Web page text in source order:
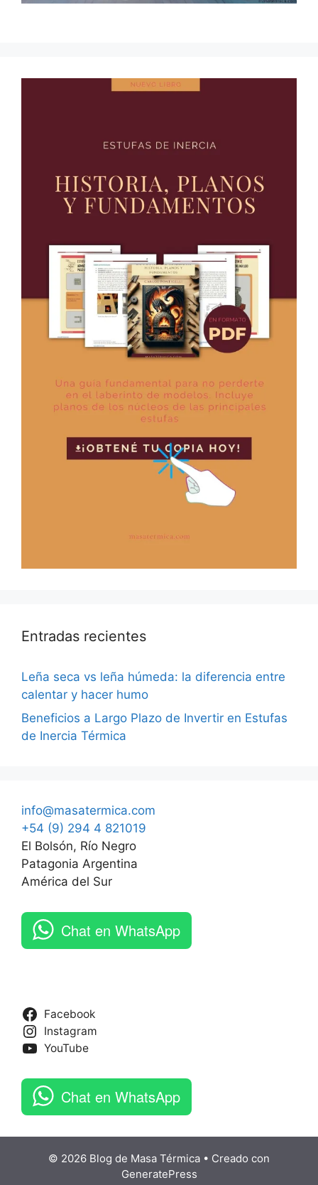
Entradas recientes
Leña seca vs leña húmeda: la diferencia entre
calentar y hacer humo
Beneficios a Largo Plazo de Invertir en Estufas
de Inercia Térmica
info@masatermica.com
+54 (9) 294 4 821019
El Bolsón, Río Negro
Patagonia Argentina
América del Sur
Chat en WhatsApp
Facebook
Instagram
YouTube
Chat en WhatsApp
© 2026 Blog de Masa Térmica • Creado con
GeneratePress